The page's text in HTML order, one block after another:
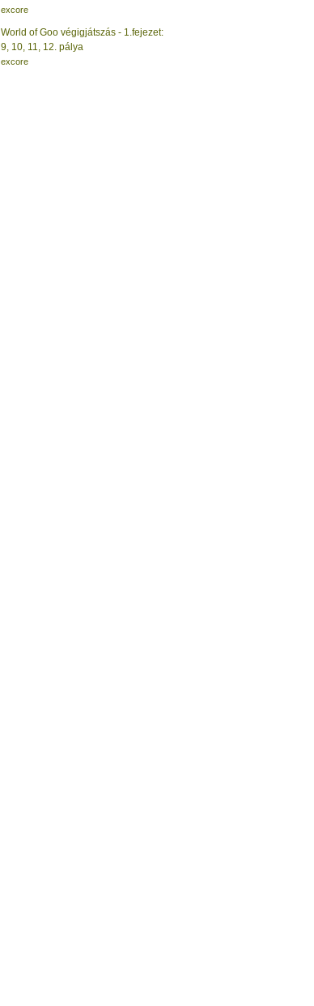
excore
World of Goo végigjátszás - 1.fejezet:
9, 10, 11, 12. pálya
excore